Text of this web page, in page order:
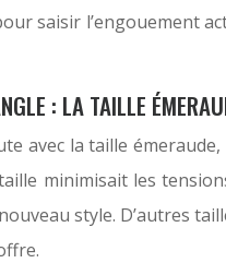
saisir l’engouement
: LA TAILLE
avec la taille
minimisait les
style. D’autres